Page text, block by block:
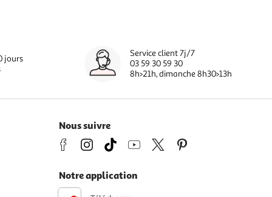
jours
Service client 7j/7
03 59 30 59 30
8h>21h, dimanche 8h30>13h
Nous suivre
Notre application